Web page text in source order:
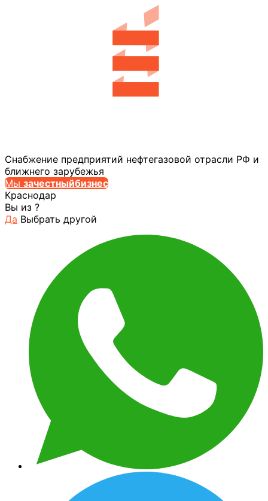
Снабжение предприятий нефтегазовой отрасли РФ и
ближнего зарубежья
Мы зачестныйбизнес
Краснодар
Вы из ?
Да Выбрать другой